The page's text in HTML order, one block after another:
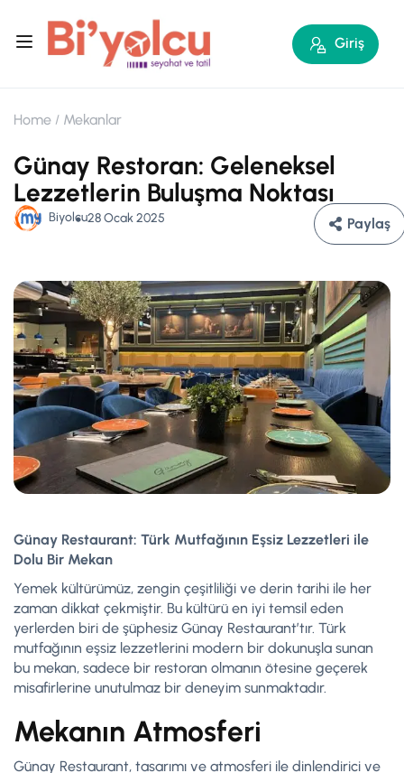
Giriş
Home Mekanlar
Günay Restoran: Geleneksel
Lezzetlerin Buluşma Noktası
Biyolcu28 Ocak 2025 Paylaş
Günay Restaurant: Türk Mutfağının Eşsiz Lezzetleri ile
Dolu Bir Mekan
Yemek kültürümüz, zengin çeşitliliği ve derin tarihi ile her
zaman dikkat çekmiştir. Bu kültürü en iyi temsil eden
yerlerden biri de şüphesiz Günay Restaurant’tır. Türk
mutfağının eşsiz lezzetlerini modern bir dokunuşla sunan
bu mekan, sadece bir restoran olmanın ötesine geçerek
misafirlerine unutulmaz bir deneyim sunmaktadır.
Mekanın Atmosferi
Günay Restaurant, tasarımı ve atmosferi ile dinlendirici ve